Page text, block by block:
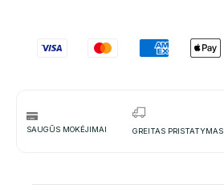
SAUGŪS MOKĖJIMAI GREITAS PRISTATYMAS